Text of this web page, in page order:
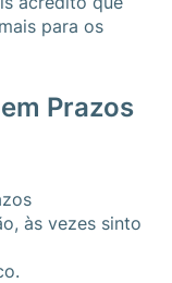
para os
Prazos
às vezes sinto